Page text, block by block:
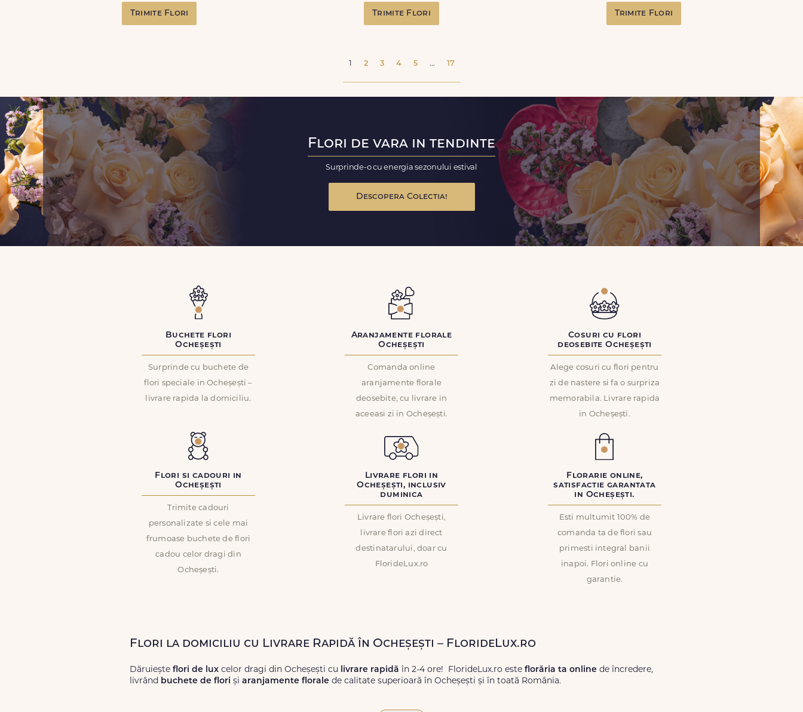
Trimite Flori Trimite Flori Trimite Flori
1 2 3 4 5 ... 17
Flori de vara in tendinte
Surprinde-o cu energia sezonului estival
Descopera Colectia!
Buchete flori
Ocheșești
Surprinde cu buchete de
flori speciale in Ocheșești –
livrare rapida la domiciliu.
Aranjamente florale
Ocheșești
Comanda online
aranjamente florale
deosebite, cu livrare in
aceeasi zi in Ocheșești.
Cosuri cu flori
deosebite Ocheșești
Alege cosuri cu flori pentru
zi de nastere si fa o surpriza
memorabila. Livrare rapida
in Ocheșești.
Flori si cadouri in
Ocheșești
Trimite cadouri
personalizate si cele mai
frumoase buchete de flori
cadou celor dragi din
Ocheșești.
Livrare flori in
Ocheșești, inclusiv
duminica
Livrare flori Ocheșești,
livrare flori azi direct
destinatarului, doar cu
FlorideLux.ro
Florarie online,
satisfactie garantata
in Ocheșești.
Esti multumit 100% de
comanda ta de flori sau
primesti integral banii
inapoi. Flori online cu
garantie.
Flori la domiciliu cu Livrare Rapidă în Ocheșești – FlorideLux.ro
Dăruiește flori de lux celor dragi din Ocheșești cu livrare rapidă în 2-4 ore! FlorideLux.ro este florăria ta online de încredere,
livrând buchete de flori și aranjamente florale de calitate superioară în Ocheșești și în toată România.